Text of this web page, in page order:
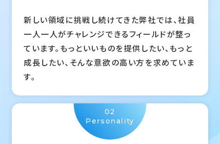
新しい領域に挑戦し続けてきた弊社では、社員
一人一人がチャレンジできるフィールドが整っ
ています。もっといいものを提供したい、もっと
成長したい、そんな意欲の高い方を求めていま
す。
02
Personality